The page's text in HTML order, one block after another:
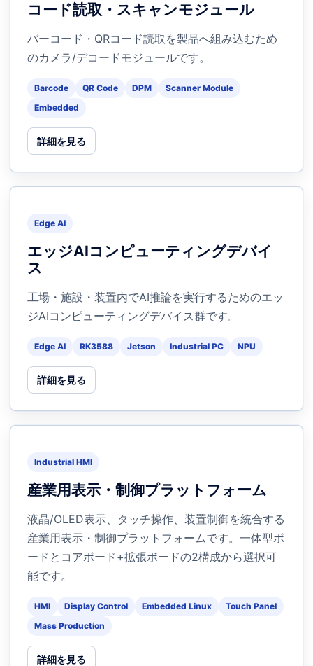
コード読取・スキャンモジュール
バーコード・QRコード読取を製品へ組み込むため
のカメラ/デコードモジュールです。
Barcode QR Code DPM
Scanner Module
Embedded
詳細を見る
Edge AI
エッジAIコンピューティングデバイ
ス
工場・施設・装置内でAI推論を実行するためのエッ
ジAIコンピューティングデバイス群です。
Edge AI RK3588 Jetson Industrial PC NPU
詳細を見る
Industrial HMI
産業用表示・制御プラットフォーム
液晶/OLED表示、タッチ操作、装置制御を統合する
産業用表示・制御プラットフォームです。一体型ボ
ードとコアボード+拡張ボードの2構成から選択可
能です。
HMI Display Control Embedded Linux
Touch Panel
Mass Production
詳細を見る